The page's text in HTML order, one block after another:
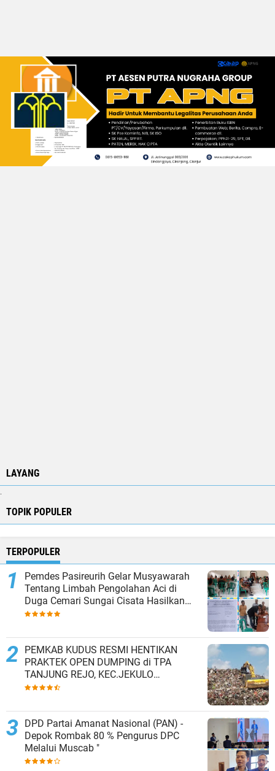
LAYANG
TOPIK POPULER
TERPOPULER
Pemdes Pasireurih Gelar Musyawarah
Tentang Limbah Pengolahan Aci di
Duga Cemari Sungai Cisata Hasilkan
Kesepakatan Tutup Sementara
PEMKAB KUDUS RESMI HENTIKAN
PRAKTEK OPEN DUMPING di TPA
TANJUNG REJO, KEC.JEKULO
KAB.KUDUS,BERLAKUKAN SISTEM
DPD Partai Amanat Nasional (PAN) -
Depok Rombak 80 % Pengurus DPC
Melalui Muscab "